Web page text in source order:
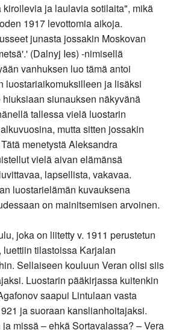
ja laulavia sotilaita", mikä
1917 levottomia aikoja.
junasta jossakin Moskovan
(Dalnyj Ies) -nimisellä
vanhuksen luo tämä antoi
luostariaikomuksilleen ja lisäksi
siunauksen näkyvänä
tallessa vielä luostarin
mutta sitten jossakin
menetystä Aleksandra
vielä aivan elämänsä
lapsellista, vakavaa.
luostarielämän kuvauksena
on mainitsemisen arvoinen.
joka on liitetty v. 1911 perustetun
tilastoissa Karjalan
Sellaiseen kouluun Veran olisi siis
Luostarin pääkirjassa kuitenkin
saapui Lintulaan vasta
ja suoraan kanslianhoitajaksi.
missä – ehkä Sortavalassa? – Vera